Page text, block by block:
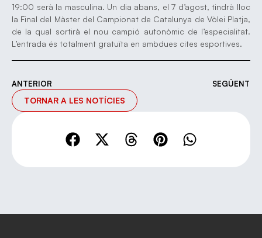
19:00 serà la masculina. Un dia abans, el 7 d’agost, tindrà lloc
la Final del Màster del Campionat de Catalunya de Vòlei Platja,
de la qual sortirà el nou campió autonòmic de l’especialitat.
L’entrada és totalment gratuïta en ambdues cites esportives.
ANTERIOR SEGÜENT
TORNAR A LES NOTÍCIES